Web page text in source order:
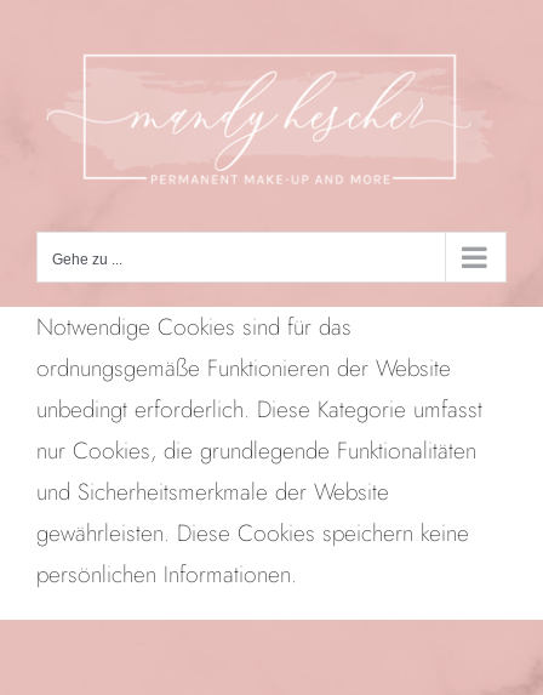
Gehe zu ...
Notwendige Cookies sind für das
ordnungsgemäße Funktionieren der Website
unbedingt erforderlich. Diese Kategorie umfasst
nur Cookies, die grundlegende Funktionalitäten
und Sicherheitsmerkmale der Website
gewährleisten. Diese Cookies speichern keine
persönlichen Informationen.